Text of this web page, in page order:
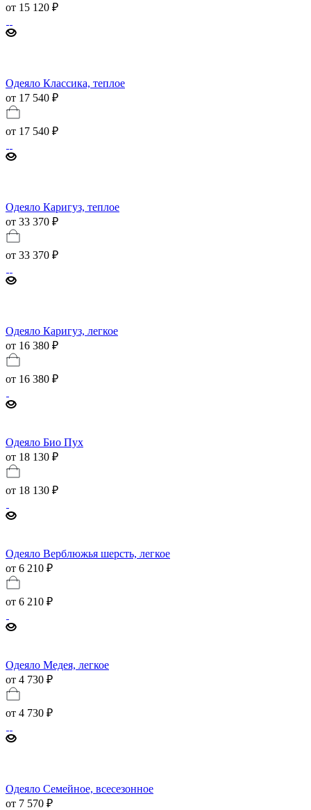
от 15 120 ₽
Одеяло Классика, теплое
от 17 540 ₽
от 17 540 ₽
Одеяло Каригуз, теплое
от 33 370 ₽
от 33 370 ₽
Одеяло Каригуз, легкое
от 16 380 ₽
от 16 380 ₽
Одеяло Био Пух
от 18 130 ₽
от 18 130 ₽
Одеяло Верблюжья шерсть, легкое
от 6 210 ₽
от 6 210 ₽
Одеяло Медея, легкое
от 4 730 ₽
от 4 730 ₽
Одеяло Семейное, всесезонное
от 7 570 ₽